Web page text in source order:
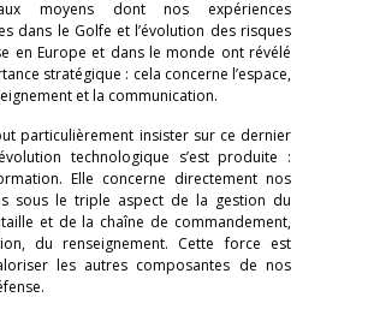
moyens dont nos expériences
dans le Golfe et l’évolution des risques
en Europe et dans le monde ont révélé
stratégique : cela concerne l’espace,
et la communication.
particulièrement insister sur ce dernier
technologique s’est produite :
Elle concerne directement nos
sous le triple aspect de la gestion du
et de la chaîne de commandement,
du renseignement. Cette force est
les autres composantes de nos